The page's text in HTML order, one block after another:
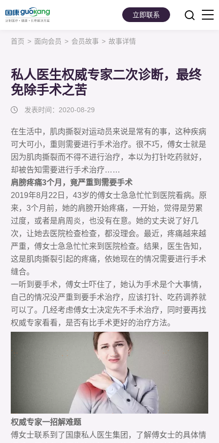
首页
面向会员
面向企业
关于我们
立即联系
首页 > 面向会员 > 会员故事 > 故事详情
私人医生权威专家二次诊断，最终
免除手术之苦
发表时间：2020-08-29
在生活中，肌肉撕裂对运动员来说是常有的事，这种疾病
可大可小，重则需要进行手术治疗。很不巧，傅女士就是
因为肌肉撕裂而不得不进行治疗，本以为打针吃药就好，
却被告知需要进行手术治疗……
肩膀疼痛3个月，竟严重到需要手术
2019年8月22日，43岁的傅女士急急忙忙到医院看病。原
来，3个月前，她的肩膀开始疼痛，一开始，觉得是劳累
过度，或者是肩周炎，也没有在意。她的丈夫说了好几
次，让她去医院检查检查，都没理会。最近，疼痛越来越
严重，傅女士急急忙忙来到医院检查。结果，医生告知，
这是肌肉撕裂引起的疼痛，依她现在的情况需要进行手术
缝合。
一听到要手术，傅女士吓住了，她认为手术是个大事情，
自己的情况没严重到要手术治疗，应该打针、吃药调养就
可以了。几经考虑傅女士决定先不手术治疗，同时要再找
权威专家看看，是否有比手术更好的治疗方法。
权威专家一招解难题
傅女士联系到了国康私人医生集团，了解傅女士的具体情